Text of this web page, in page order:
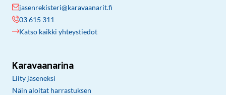
jasenrekisteri@karavaanarit.fi
03 615 311
Katso kaikki yhteystiedot
Karavaanarina
Liity jäseneksi
Näin aloitat harrastuksen